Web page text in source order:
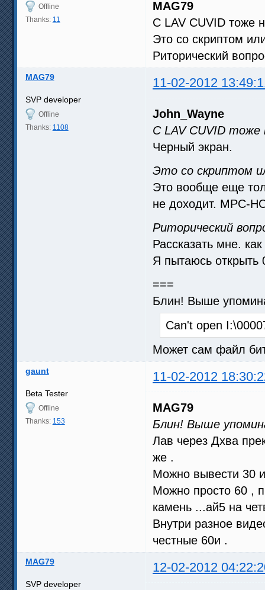
Offline
Thanks: 11
MAG79
С LAV CUVID тоже
Это со скриптом
Риторический
MAG79 11-02-2012
SVP developer
Offline
Thanks: 1108
John_Wayne
С LAV CUVID тоже
Черный экран.
Это со скриптом
Это вообще еще
не доходит. MPC-
Риторический
Рассказать мне.
Я пытаюсь открыть
===
Блин! Выше
Can't open
Может сам файл
gaunt 11-02-2012
Beta Tester
Offline
Thanks: 153
MAG79
Блин! Выше
Лав через Дхва
же .
Можно вывести 30
Можно просто 60 ,
камень ...ай5 на
Внутри разное
честные 60и .
MAG79 12-02-2012
SVP developer